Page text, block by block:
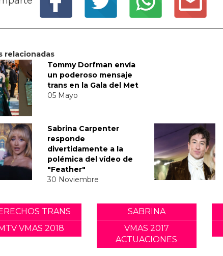
relacionadas
Tommy Dorfman envía
un poderoso mensaje
trans en la Gala del Met
05 Mayo
Sabrina Carpenter
responde
divertidamente a la
polémica del vídeo de
"Feather"
30 Noviembre
TRANS SABRINA
VMAS 2018
VMAS 2017
ACTUACIONES